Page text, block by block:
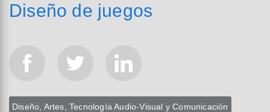
Diseño de juegos
Diseño, Artes, Tecnología Audio-Visual y Comunicación